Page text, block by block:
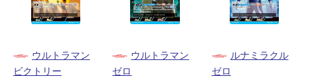
ウルトラマン
ビクトリー
ウルトラマン
ゼロ
ルナミラクル
ゼロ